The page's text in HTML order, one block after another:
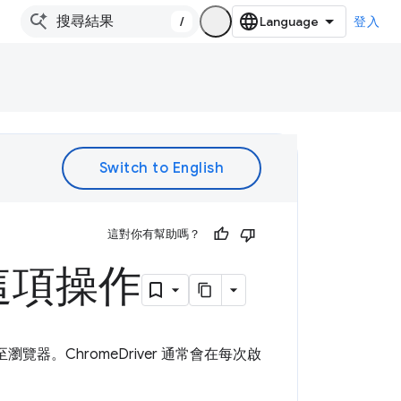
/ 登入
這對你有幫助嗎？
操作
瀏覽器。ChromeDriver 通常會在每次啟